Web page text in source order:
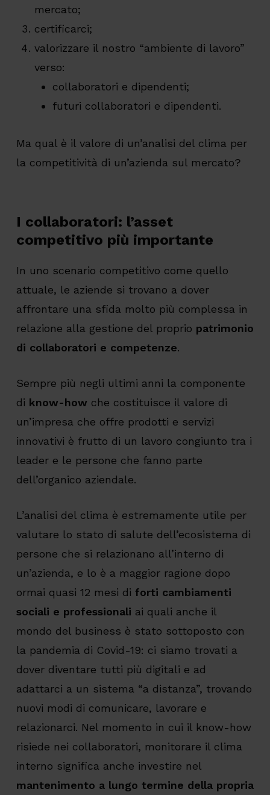
mercato;
certificarci;
valorizzare il nostro “ambiente di lavoro”
verso:
collaboratori e dipendenti;
futuri collaboratori e dipendenti.
Ma qual è il valore di un’analisi del clima per
la competitività di un’azienda sul mercato?
I collaboratori: l’asset
competitivo più importante
In uno scenario competitivo come quello
attuale, le aziende si trovano a dover
affrontare una sfida molto più complessa in
relazione alla gestione del proprio patrimonio
di collaboratori e competenze.
Sempre più negli ultimi anni la componente
di know-how che costituisce il valore di
un’impresa che offre prodotti e servizi
innovativi è frutto di un lavoro congiunto tra i
leader e le persone che fanno parte
dell’organico aziendale.
L’analisi del clima è estremamente utile per
valutare lo stato di salute dell’ecosistema di
persone che si relazionano all’interno di
un’azienda, e lo è a maggior ragione dopo
ormai quasi 12 mesi di forti cambiamenti
sociali e professionali ai quali anche il
mondo del business è stato sottoposto con
la pandemia di Covid-19: ci siamo trovati a
dover diventare tutti più digitali e ad
adattarci a un sistema “a distanza”, trovando
nuovi modi di comunicare, lavorare e
relazionarci. Nel momento in cui il know-how
risiede nei collaboratori, monitorare il clima
interno significa anche investire nel
mantenimento a lungo termine della propria